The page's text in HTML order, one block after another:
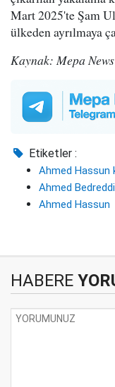
Mart 2025'te Şam
ülkeden ayrılmaya
Kaynak: Mepa News
Etiketler :
Ahmed Hassun
Ahmed
Ahmed Hassun
HABERE